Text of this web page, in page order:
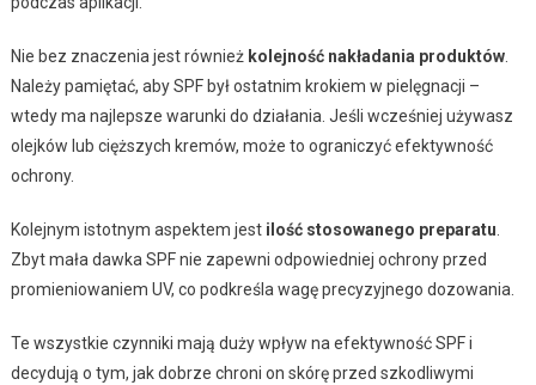
Nie bez znaczenia jest również kolejność nakładania produktów.
Należy pamiętać, aby SPF był ostatnim krokiem w pielęgnacji –
wtedy ma najlepsze warunki do działania. Jeśli wcześniej używasz
olejków lub cięższych kremów, może to ograniczyć efektywność
ochrony.
Kolejnym istotnym aspektem jest ilość stosowanego preparatu.
Zbyt mała dawka SPF nie zapewni odpowiedniej ochrony przed
promieniowaniem UV, co podkreśla wagę precyzyjnego dozowania.
Te wszystkie czynniki mają duży wpływ na efektywność SPF i
decydują o tym, jak dobrze chroni on skórę przed szkodliwymi